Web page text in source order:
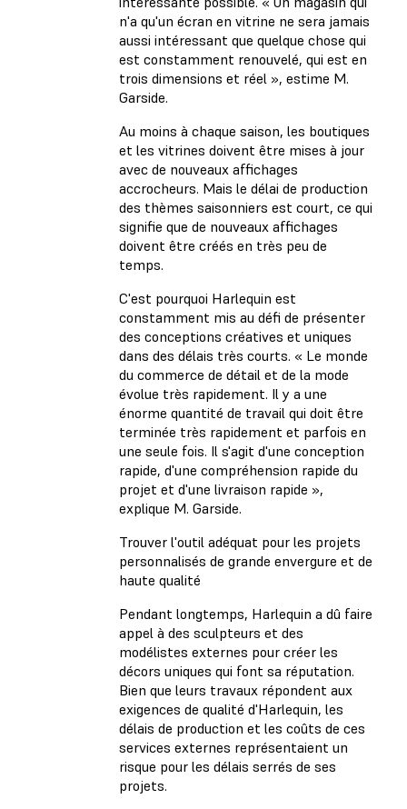
n'a qu'un écran en vitrine ne sera jamais
aussi intéressant que quelque chose qui
est constamment renouvelé, qui est en
trois dimensions et réel », estime M.
Garside.
Au moins à chaque saison, les boutiques
et les vitrines doivent être mises à jour
avec de nouveaux affichages
accrocheurs. Mais le délai de production
des thèmes saisonniers est court, ce qui
signifie que de nouveaux affichages
doivent être créés en très peu de
temps.
C'est pourquoi Harlequin est
constamment mis au défi de présenter
des conceptions créatives et uniques
dans des délais très courts. « Le monde
du commerce de détail et de la mode
évolue très rapidement. Il y a une
énorme quantité de travail qui doit être
terminée très rapidement et parfois en
une seule fois. Il s'agit d'une conception
rapide, d'une compréhension rapide du
projet et d'une livraison rapide »,
explique M. Garside.
Trouver l'outil adéquat pour les projets
personnalisés de grande envergure et de
haute qualité
Pendant longtemps, Harlequin a dû faire
appel à des sculpteurs et des
modélistes externes pour créer les
décors uniques qui font sa réputation.
Bien que leurs travaux répondent aux
exigences de qualité d'Harlequin, les
délais de production et les coûts de ces
services externes représentaient un
risque pour les délais serrés de ses
projets.